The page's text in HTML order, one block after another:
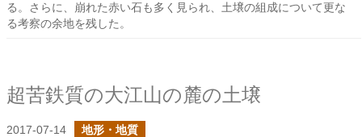
る。さらに、崩れた赤い石も多く見られ、土壌の組成について更な
る考察の余地を残した。
超苦鉄質の大江山の麓の土壌
2017-07-14 地形・地質